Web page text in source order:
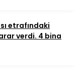
etrafındaki
verdi. 4 bina